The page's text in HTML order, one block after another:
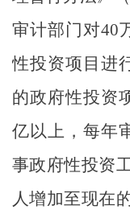
审计部门对40
性投资项目进
的政府性投资
亿以上，每年
事政府性投资
人增加至现在